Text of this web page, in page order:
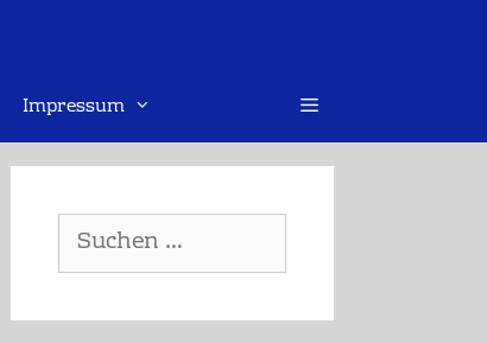
Impressum
Suchen
nach: